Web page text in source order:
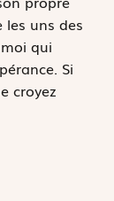
les uns des
qui
Si
croyez